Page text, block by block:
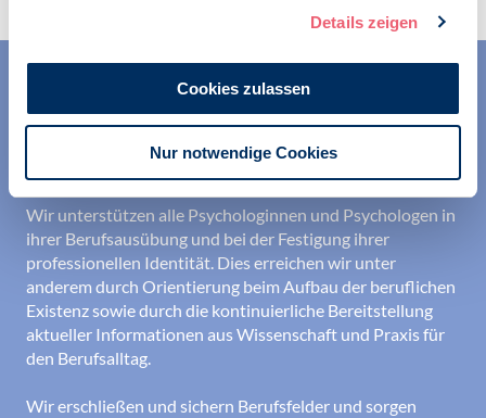
Details zeigen
Cookies zulassen
Nur notwendige Cookies
Wir unterstützen alle Psychologinnen und Psychologen in
ihrer Berufsausübung und bei der Festigung ihrer
professionellen Identität. Dies erreichen wir unter
anderem durch Orientierung beim Aufbau der beruflichen
Existenz sowie durch die kontinuierliche Bereitstellung
aktueller Informationen aus Wissenschaft und Praxis für
den Berufsalltag.
Wir erschließen und sichern Berufsfelder und sorgen